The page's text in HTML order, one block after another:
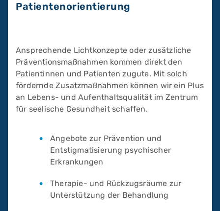
Patientenorientierung
Ansprechende Lichtkonzepte oder zusätzliche
Präventionsmaßnahmen kommen direkt den
Patientinnen und Patienten zugute. Mit solch
fördernde Zusatzmaßnahmen können wir ein Plus
an Lebens- und Aufenthaltsqualität im Zentrum
für seelische Gesundheit schaffen.
Angebote zur Prävention und
Entstigmatisierung psychischer
Erkrankungen
Therapie- und Rückzugsräume zur
Unterstützung der Behandlung